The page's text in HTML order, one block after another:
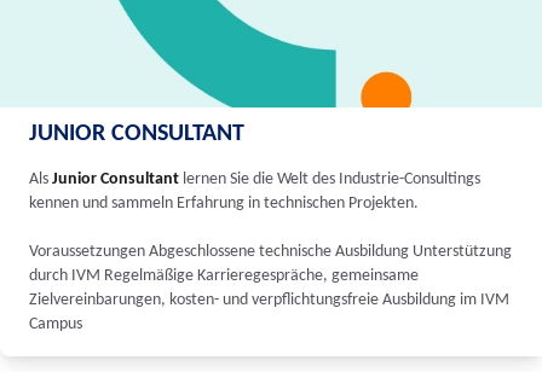
JUNIOR CONSULTANT
Als Junior Consultant lernen Sie die Welt des Industrie-Consultings
kennen und sammeln Erfahrung in technischen Projekten.
Voraussetzungen Abgeschlossene technische Ausbildung Unterstützung
durch IVM Regelmäßige Karrieregespräche, gemeinsame
Zielvereinbarungen, kosten- und verpflichtungsfreie Ausbildung im IVM
Campus